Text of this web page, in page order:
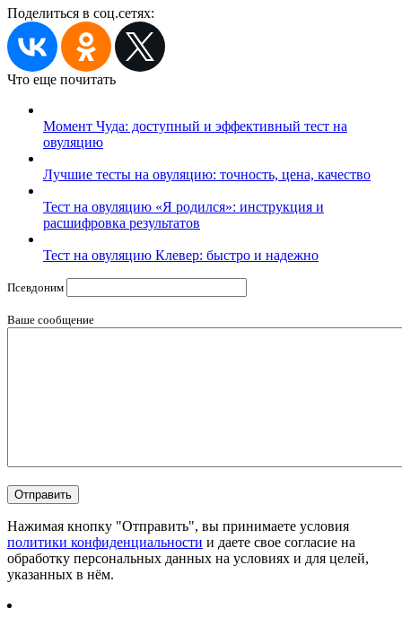
Поделиться в соц.сетях:
Что еще почитать
Момент Чуда: доступный и эффективный тест на
овуляцию
Лучшие тесты на овуляцию: точность, цена, качество
Тест на овуляцию «Я родился»: инструкция и
расшифровка результатов
Тест на овуляцию Клевер: быстро и надежно
Псевдоним
Ваше сообщение
Нажимая кнопку "Отправить", вы принимаете условия
политики конфиденциальности и даете свое согласие на
обработку персональных данных на условиях и для целей,
указанных в нём.